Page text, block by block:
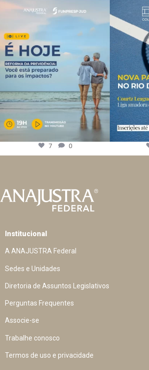
7 0
Institucional
A ANAJUSTRA Federal
Sedes e Unidades
Diretoria de Assuntos Legislativos
Perguntas Frequentes
Associe-se
Trabalhe conosco
Termos de uso e privacidade